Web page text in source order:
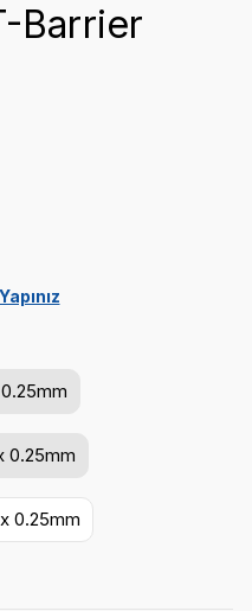
Barrier
0.25mm
0.25mm